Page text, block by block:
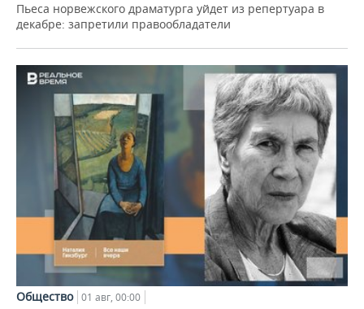
Пьеса норвежского драматурга уйдет из репертуара в
декабре: запретили правообладатели
Общество 01 авг, 00:00